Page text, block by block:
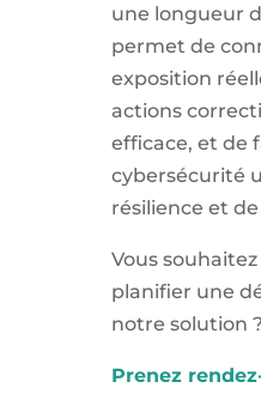
une longueur
permet de
exposition
actions
efficace, et de
cybersécurité
résilience et
Vous
planifier une
notre solution ?
Prenez